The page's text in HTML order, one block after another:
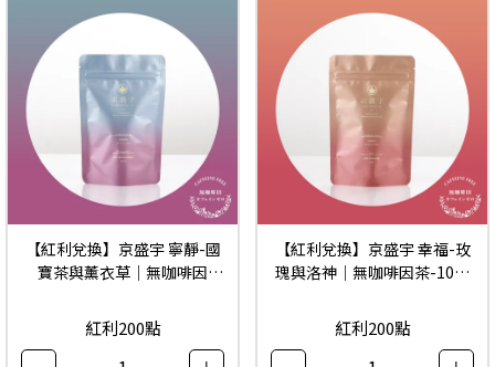
【紅利兌換】京盛宇 寧靜-國
寶茶與薰衣草｜無咖啡因
紅利200點
【紅利兌換】京盛宇 幸福-玫
瑰與洛神｜無咖啡因茶-10入
紅利200點